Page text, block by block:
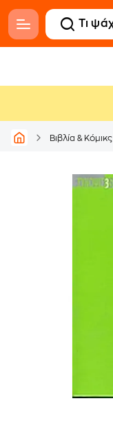
Βιβλία & Κόμικς